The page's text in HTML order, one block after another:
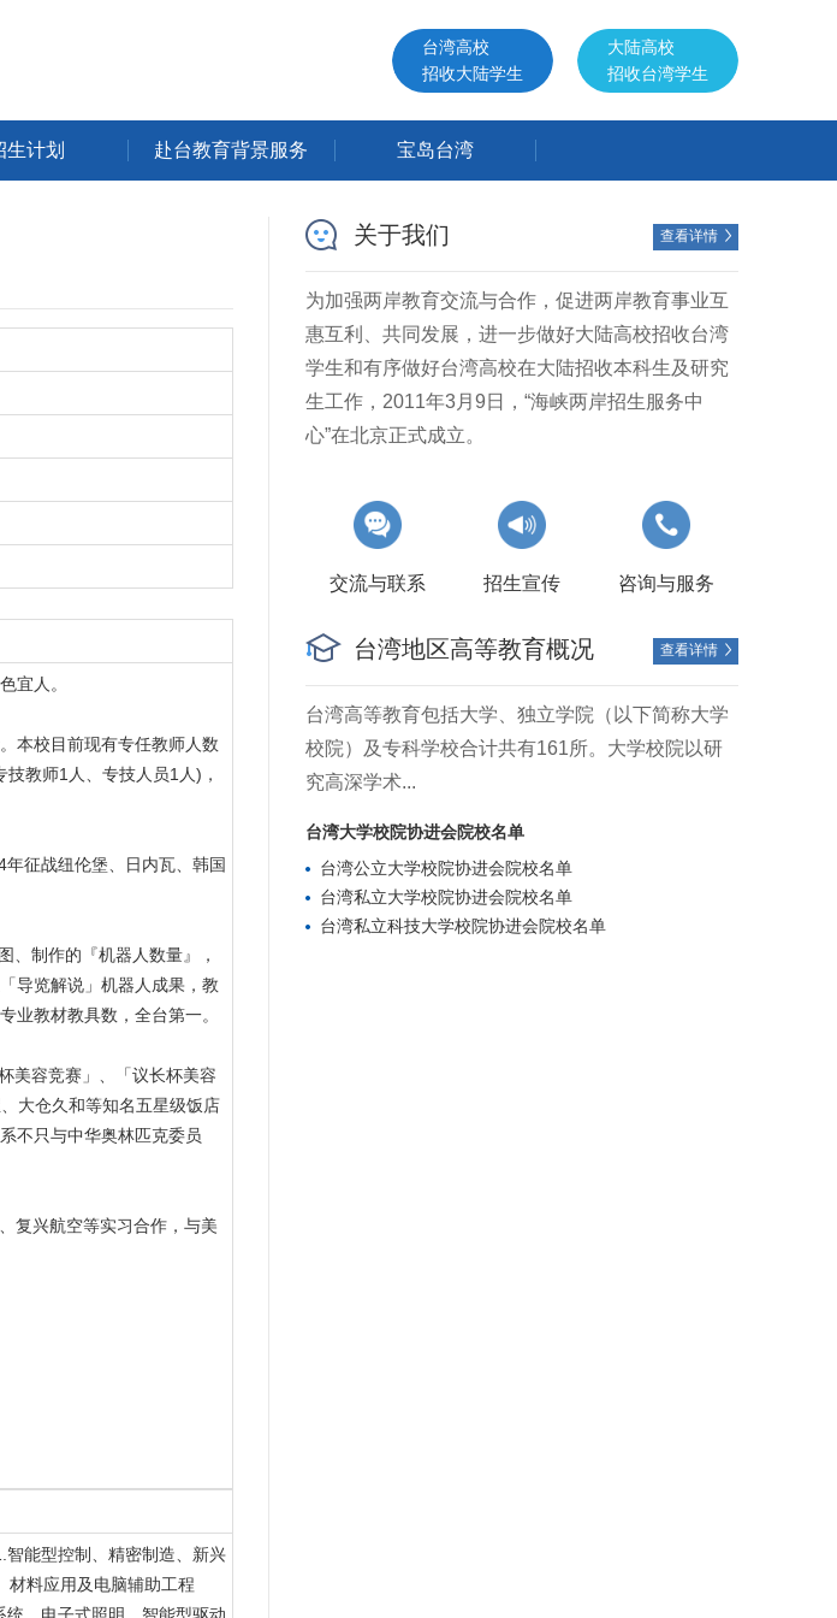
大陆高校
招收台湾学生
台湾高校
招收大陆学生
生计划 赴台教育背景服务 宝岛台湾
宜人。
本校目前现有专任教师人数
教师1人、专技人员1人)，
征战纽伦堡、日内瓦、韩国
、制作的『机器人数量』，
导览解说」机器人成果，教
业教材教具数，全台第一。
美容竞赛」、「议长杯美容
大仓久和等知名五星级饭店
不只与中华奥林匹克委员
复兴航空等实习合作，与美
智能型控制、精密制造、新兴
材料应用及电脑辅助工程
关于我们 查看详情 
为加强两岸教育交流与合作，促进两岸教育事业互
惠互利、共同发展，进一步做好大陆高校招收台湾
学生和有序做好台湾高校在大陆招收本科生及研究
生工作，2011年3月9日，“海峡两岸招生服务中
心”在北京正式成立。
交流与联系 招生宣传 咨询与服务
台湾地区高等教育概况 查看详情 
台湾高等教育包括大学、独立学院（以下简称大学
校院）及专科学校合计共有161所。大学校院以研
究高深学术...
台湾大学校院协进会院校名单
台湾公立大学校院协进会院校名单
台湾私立大学校院协进会院校名单
台湾私立科技大学校院协进会院校名单